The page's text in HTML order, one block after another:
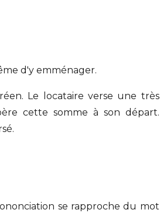
d'y emménager.
Le locataire verse une très
cette somme à son départ.
se rapproche du mot